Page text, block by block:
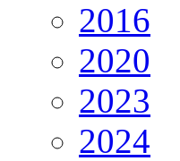
2016
2020
2023
2024